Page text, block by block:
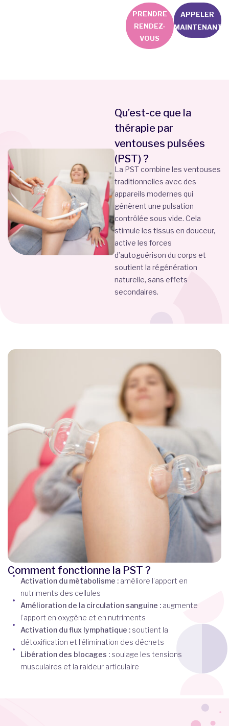
PRENDRE
RENDEZ-
VOUS
APPELER
MAINTENANT
Qu’est-ce que la
thérapie par
ventouses pulsées
(PST) ?
La PST combine les ventouses
traditionnelles avec des
appareils modernes qui
génèrent une pulsation
contrôlée sous vide. Cela
stimule les tissus en douceur,
active les forces
d’autoguérison du corps et
soutient la régénération
naturelle, sans effets
secondaires.
Comment fonctionne la PST ?
Activation du métabolisme : améliore l’apport en
nutriments des cellules
Amélioration de la circulation sanguine : augmente
l’apport en oxygène et en nutriments
Activation du flux lymphatique : soutient la
détoxification et l’élimination des déchets
Libération des blocages : soulage les tensions
musculaires et la raideur articulaire